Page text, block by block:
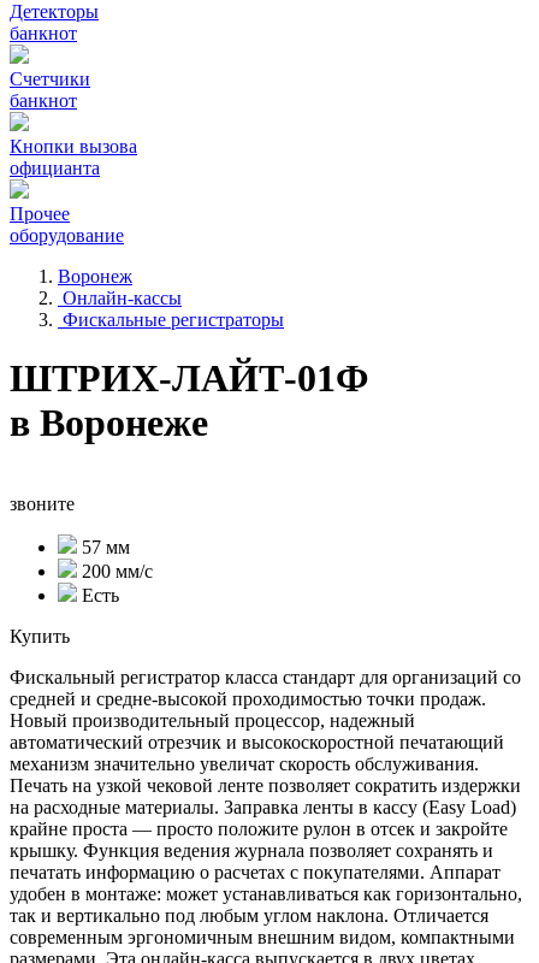
Детекторы
банкнот
Счетчики
банкнот
Кнопки вызова
официанта
Прочее
оборудование
Воронеж
Онлайн-кассы
Фискальные регистраторы
ШТРИХ-ЛАЙТ-01Ф
в Воронеже
звоните
57 мм
200 мм/с
Есть
Купить
Фискальный регистратор класса стандарт для организаций со
средней и средне-высокой проходимостью точки продаж.
Новый производительный процессор, надежный
автоматический отрезчик и высокоскоростной печатающий
механизм значительно увеличат скорость обслуживания.
Печать на узкой чековой ленте позволяет сократить издержки
на расходные материалы. Заправка ленты в кассу (Easy Load)
крайне проста — просто положите рулон в отсек и закройте
крышку. Функция ведения журнала позволяет сохранять и
печатать информацию о расчетах с покупателями. Аппарат
удобен в монтаже: может устанавливаться как горизонтально,
так и вертикально под любым углом наклона. Отличается
современным эргономичным внешним видом, компактными
размерами. Эта онлайн-касса выпускается в двух цветах